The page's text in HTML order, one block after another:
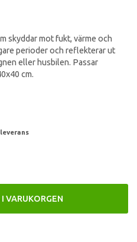
skyddar mot fukt, värme och
perioder och reflekterar ut
eller husbilen. Passar
cm.
I VARUKORGEN